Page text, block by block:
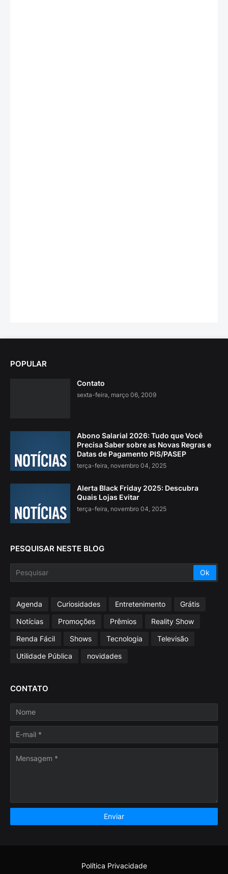
POPULAR
Contato
sexta-feira, março 06, 2009
Abono Salarial 2026: Tudo que Você
Precisa Saber sobre as Novas Regras e
Datas de Pagamento PIS/PASEP
terça-feira, novembro 04, 2025
Alerta Black Friday 2025: Descubra
Quais Lojas Evitar
terça-feira, novembro 04, 2025
PESQUISAR NESTE BLOG
Agenda Curiosidades Entretenimento
Grátis
Notícias
Promoções Prêmios
Reality Show
Renda Fácil
Shows Tecnologia
Televisão
Utilidade Pública
novidades
CONTATO
Política Privacidade